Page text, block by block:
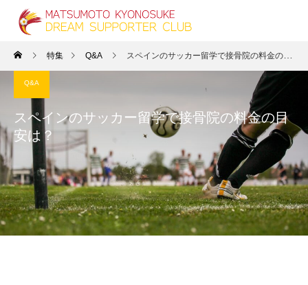
特集 Q&A スペインのサッカー留学で接骨院の料金の目安は？
Q&A
スペインのサッカー留学で接骨院の料金の目
安は？